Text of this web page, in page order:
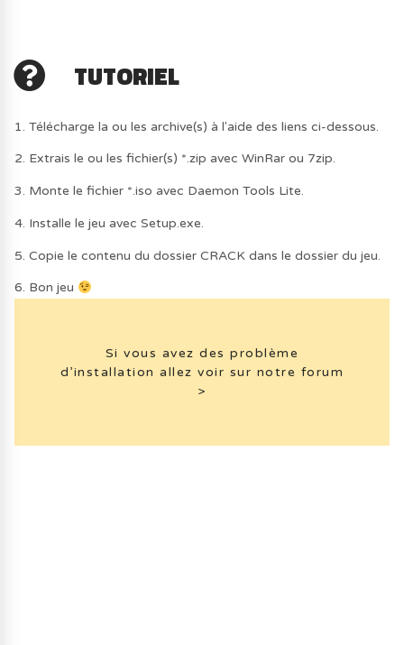
TUTORIEL
1. Télécharge la ou les archive(s) à l'aide des liens ci-dessous.
2. Extrais le ou les fichier(s) *.zip avec WinRar ou 7zip.
3. Monte le fichier *.iso avec Daemon Tools Lite.
4. Installe le jeu avec Setup.exe.
5. Copie le contenu du dossier CRACK dans le dossier du jeu.
6. Bon jeu
Si vous avez des problème
d’installation allez voir sur notre forum
>